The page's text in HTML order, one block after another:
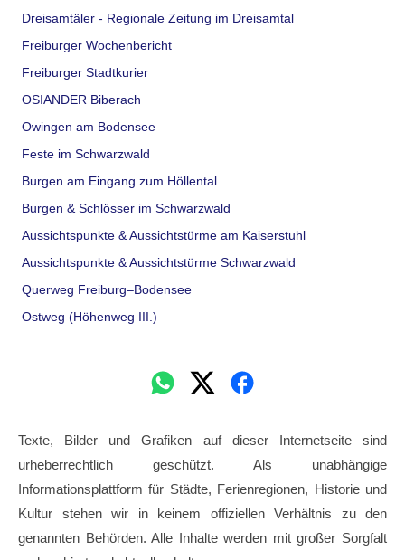
Dreisamtäler - Regionale Zeitung im Dreisamtal
Freiburger Wochenbericht
Freiburger Stadtkurier
OSIANDER Biberach
Owingen am Bodensee
Feste im Schwarzwald
Burgen am Eingang zum Höllental
Burgen & Schlösser im Schwarzwald
Aussichtspunkte & Aussichtstürme am Kaiserstuhl
Aussichtspunkte & Aussichtstürme Schwarzwald
Querweg Freiburg–Bodensee
Ostweg (Höhenweg III.)
Texte, Bilder und Grafiken auf dieser Internetseite sind
urheberrechtlich geschützt. Als unabhängige
Informationsplattform für Städte, Ferienregionen, Historie und
Kultur stehen wir in keinem offiziellen Verhältnis zu den
genannten Behörden. Alle Inhalte werden mit großer Sorgfalt